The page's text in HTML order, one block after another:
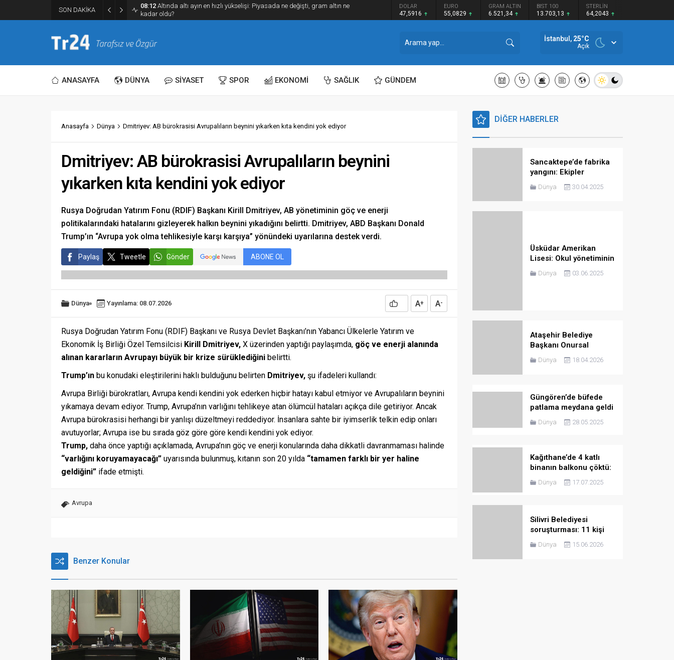
SON DAKİKA 07:36 MGK toplanıyor: Ana gündem Terörsüz Türkiye DOLAR
47,5916
EURO
55,0829
GRAM ALTIN
6.521,34
BIST 100
13.703,13
STERLİN
64,2043
İstanbul, 25°C
Açık
ANASAYFA DÜNYA SİYASET SPOR EKONOMİ SAĞLIK GÜNDEM
Anasayfa Dünya Dmitriyev: AB bürokrasisi Avrupalıların beynini yıkarken kıta kendini yok ediyor
Dmitriyev: AB bürokrasisi Avrupalıların beynini
yıkarken kıta kendini yok ediyor
Rusya Doğrudan Yatırım Fonu (RDIF) Başkanı Kirill Dmitriyev, AB yönetiminin göç ve enerji
politikalarındaki hatalarını gizleyerek halkın beynini yıkadığını belirtti. Dmitriyev, ABD Başkanı Donald
Trump’ın “Avrupa yok olma tehlikesiyle karşı karşıya” yönündeki uyarılarına destek verdi.
Paylaş Tweetle Gönder ABONE OL
Dünya Yayınlama: 08.07.2026 A+ A-
Rusya Doğrudan Yatırım Fonu (RDIF) Başkanı ve Rusya Devlet Başkanı’nın Yabancı Ülkelerle Yatırım ve
Ekonomik İş Birliği Özel Temsilcisi Kirill Dmitriyev, X üzerinden yaptığı paylaşımda, göç ve enerji alanında
alınan kararların Avrupayı büyük bir krize sürüklediğini belirtti.
Trump’ın bu konudaki eleştirilerini haklı bulduğunu belirten Dmitriyev, şu ifadeleri kullandı:
Avrupa Birliği bürokratları, Avrupa kendi kendini yok ederken hiçbir hatayı kabul etmiyor ve Avrupalıların beynini
yıkamaya devam ediyor. Trump, Avrupa’nın varlığını tehlikeye atan ölümcül hataları açıkça dile getiriyor. Ancak
Avrupa bürokrasisi herhangi bir yanlışı düzeltmeyi reddediyor. İnsanlara sahte bir iyimserlik telkin edip onları
avutuyorlar; Avrupa ise bu sırada göz göre göre kendi kendini yok ediyor.
Trump, daha önce yaptığı açıklamada, Avrupa’nın göç ve enerji konularında daha dikkatli davranmaması halinde
“varlığını koruyamayacağı” uyarısında bulunmuş, kıtanın son 20 yılda “tamamen farklı bir yer haline
geldiğini” ifade etmişti.
Avrupa
Benzer Konular
DİĞER HABERLER
Sancaktepe’de fabrika
yangını: Ekipler
müdahale ediyor
Dünya 30.04.2025
Üsküdar Amerikan
Lisesi: Okul yönetiminin
bilgisi olmaksızın asılan
görsel kaldırılmış olup,
Dünya 03.06.2025
Ataşehir Belediye
Başkanı Onursal
Adıgüzel gözaltına
alındı
Dünya 18.04.2026
Güngören’de büfede
patlama meydana geldi
Dünya 28.05.2025
Kağıthane’de 4 katlı
binanın balkonu çöktü:
Bina tahliye edildi
Dünya 17.07.2025
Silivri Belediyesi
soruşturması: 11 kişi
hakkında tutuklama
talebi
Dünya 15.06.2026